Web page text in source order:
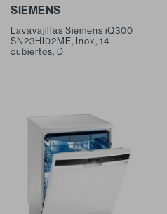
SIEMENS
Lavavajillas Siemens iQ300
SN23HI02ME, Inox, 14
cubiertos, D